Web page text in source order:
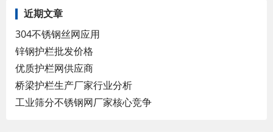
近期文章
304不锈钢丝网应用
锌钢护栏批发价格
优质护栏网供应商
桥梁护栏生产厂家行业分析
工业筛分不锈钢网厂家核心竞争